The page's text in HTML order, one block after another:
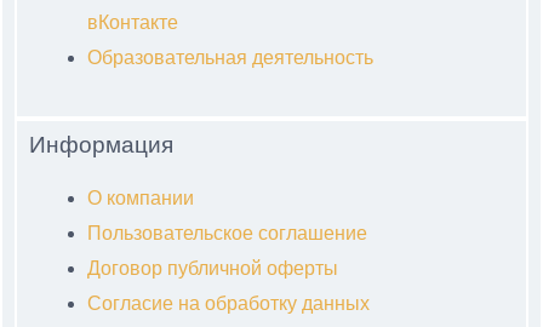
вКонтакте
Образовательная деятельность
Информация
О компании
Пользовательское соглашение
Договор публичной оферты
Согласие на обработку данных